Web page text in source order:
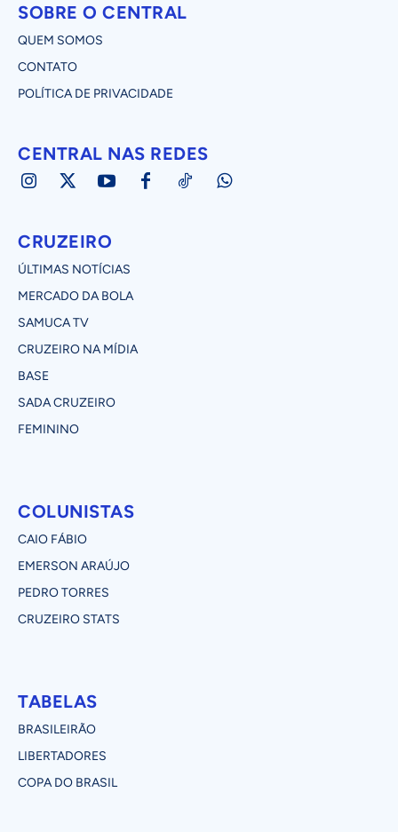
SOBRE O CENTRAL
QUEM SOMOS
CONTATO
POLÍTICA DE PRIVACIDADE
CENTRAL NAS REDES
CRUZEIRO
ÚLTIMAS NOTÍCIAS
MERCADO DA BOLA
SAMUCA TV
CRUZEIRO NA MÍDIA
BASE
SADA CRUZEIRO
FEMININO
COLUNISTAS
CAIO FÁBIO
EMERSON ARAÚJO
PEDRO TORRES
CRUZEIRO STATS
TABELAS
BRASILEIRÃO
LIBERTADORES
COPA DO BRASIL